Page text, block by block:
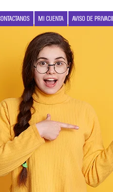
MI CUENTA AVISO DE